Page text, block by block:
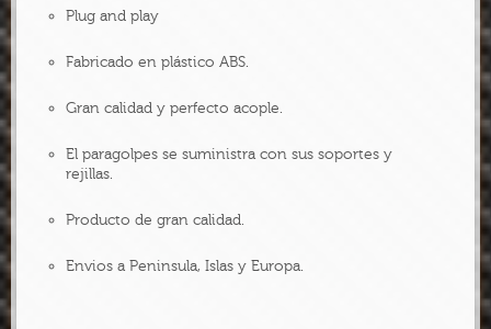
Plug and play
Fabricado en plástico ABS.
Gran calidad y perfecto acople.
El paragolpes se suministra con sus soportes y
rejillas.
Producto de gran calidad.
Envios a Peninsula, Islas y Europa.